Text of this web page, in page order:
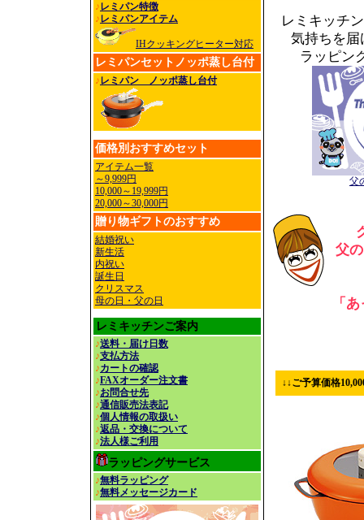
♪ レミパン特徴
♪ レミパンアイテム
IHクッキングヒーター対応
レミパンセットノッポ蒸し台付
♪ レミパン ノッポ蒸し台付
価格別 おすすめセット
アイテム一覧
～9,999円
10,000～19,999円
20,000～30,000円
贈り物ギフトのおすすめ
結婚祝い
新生活
内祝い
誕生日
クリスマス
母の日 ・父の日
レミキッチンご案内
♪送料・届け日数
♪支払方法
♪カートの確認
♪FAXオーダー注文書
♪お問合せ先
♪通信販売法表記
♪個人情報の取扱い
♪返品・交換について
♪法人様ご利用
ラッピングサービス
♪無料ラッピング
♪無料メッセージカード
レミキッチ
気持ちを届
ラッピン
父
父
「
↓↓ご予算価格